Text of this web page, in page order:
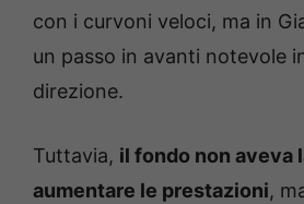
con i curvoni veloci, ma in
un passo in avanti notevole
direzione.
Tuttavia, il fondo non aveva
aumentare le prestazioni,